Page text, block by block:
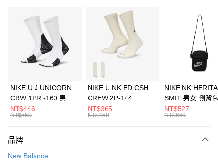
3 期 0 利率 每期 21家銀行
合作金庫商業銀行
第一商業銀行
華南商業銀行
彰化商業銀行
上海商業儲蓄銀行
元大商業銀行
台灣樂天信用卡公司
Apple Pay
全盈+PAY
AFTEE先享後付
【關於「AFTEE先享後付」】
便利好安心！
運送方式
NIKE U J UNICORN
CRW 1PR -160 男女
中統襪 FZ3393100
NT$446
NT$550
NIKE U NK ED CSH
CREW 2P-144
EMBRDY 男女 短統襪
FZ3073133
NT$365
NT$450
NIKE NK
SMIT 男女 側背
BA5871010
NT$527
NT$650
品牌
New Balance